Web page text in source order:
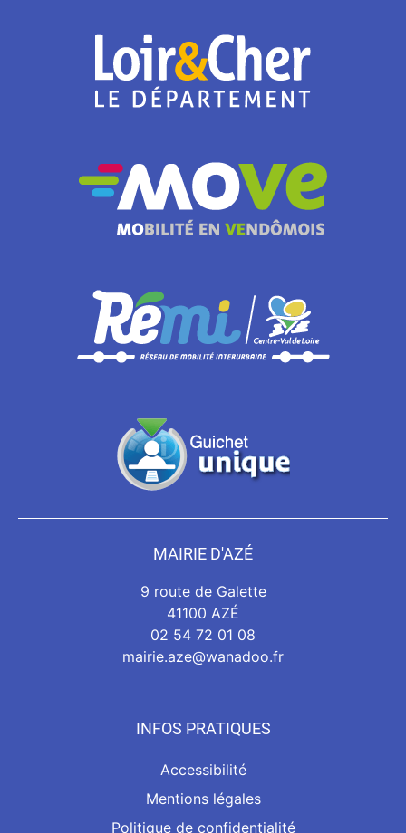
MAIRIE D'AZÉ
9 route de Galette
41100 AZÉ
02 54 72 01 08
mairie.aze@wanadoo.fr
INFOS PRATIQUES
Accessibilité
Mentions légales
Politique de confidentialité